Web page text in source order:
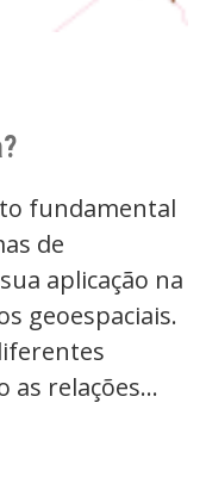
fundamental
de
aplicação na
geoespaciais.
as relações…